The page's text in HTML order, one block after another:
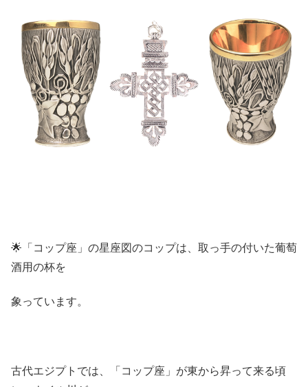
🌟「コップ座」の星座図のコップは、取っ手の付いた葡萄
酒用の杯を
象っています。
古代エジプトでは、「コップ座」が東から昇って来る頃